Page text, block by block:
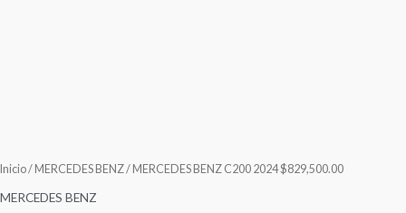
Inicio/ MERCEDES BENZ/ MERCEDES BENZ C200 2024 $829,500.00
MERCEDES BENZ